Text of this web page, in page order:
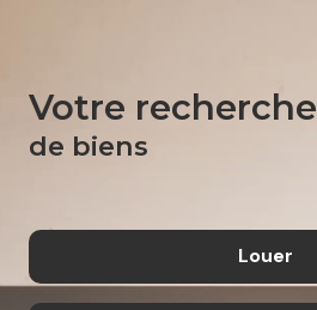
votre recherche
de biens
Louer